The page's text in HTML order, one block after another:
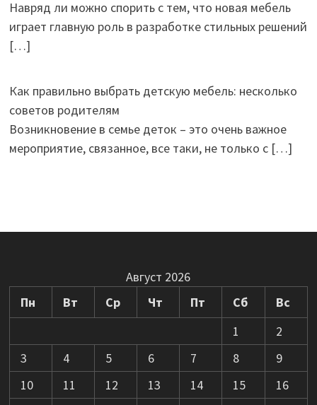
Навряд ли можно спорить с тем, что новая мебель
играет главную роль в разработке стильных решений
[…]
Как правильно выбрать детскую мебель: несколько
советов родителям
Возникновение в семье деток – это очень важное
мероприятие, связанное, все таки, не только с […]
Август 2026
Пн
Вт Ср Чт Пт Сб
Вс
1
2
3
4 5 6 7 8
9
10
11 12 13 14 15
16